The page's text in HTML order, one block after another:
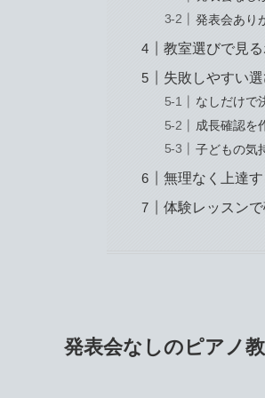
発表会あり
教室選びで見る
失敗しやすい
なしだけで
成長確認を
子どもの気
無理なく上達
体験レッスン
発表会なしのピアノ